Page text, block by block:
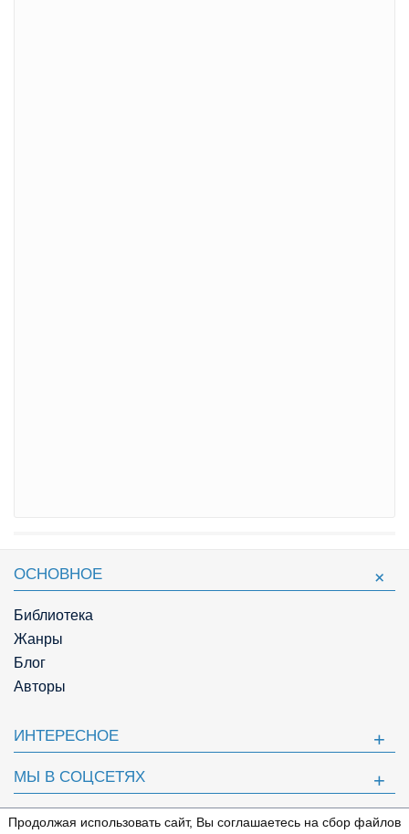
ОСНОВНОЕ
Библиотека
Жанры
Блог
Авторы
ИНТЕРЕСНОЕ
МЫ В СОЦСЕТЯХ
ПОЛЕЗНОЕ
Продолжая использовать сайт, Вы соглашаетесь на сбор файлов